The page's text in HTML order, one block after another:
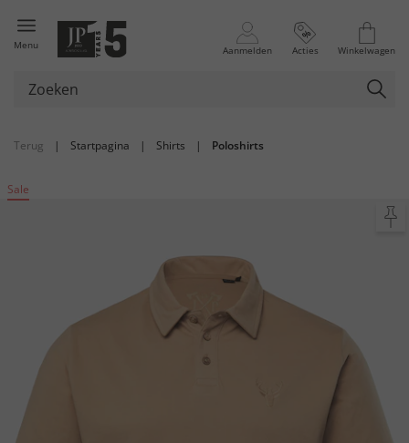
Menu Aanmelden Acties Winkelwagen
Terug | Startpagina | Shirts | Poloshirts
Sale